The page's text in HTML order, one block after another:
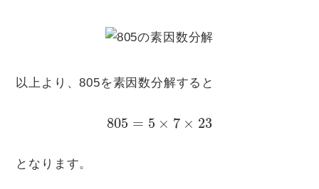
以上より、805を素因数分解すると
805=5 × 7×23
となります。